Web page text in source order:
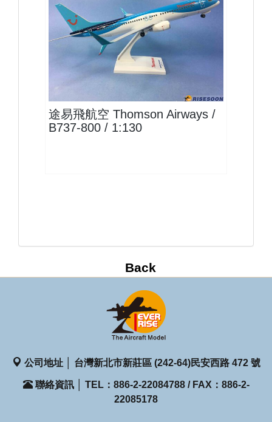
TOM13B738P01 $1700
途易飛航空 Thomson Airways /
B737-800 / 1:130
公司地址 │ 台灣新北市新莊區 (242-64)民安西路 472 號
聯絡資訊 │ TEL：886-2-22084788 / FAX：886-2-
22085178